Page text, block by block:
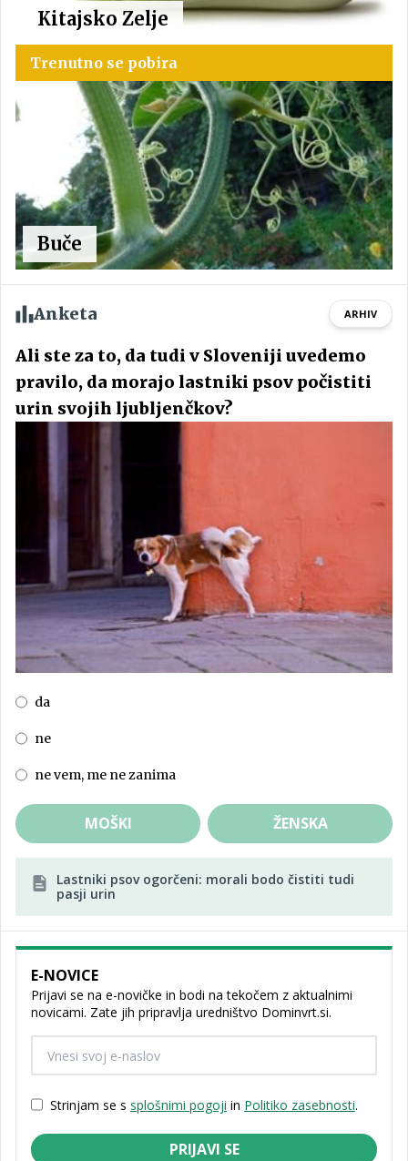
Kitajsko Zelje
Trenutno se pobira
Buče
Anketa ARHIV
Ali ste za to, da tudi v Sloveniji uvedemo
pravilo, da morajo lastniki psov počistiti
urin svojih ljubljenčkov?
da
ne
ne vem, me ne zanima
MOŠKI ŽENSKA
Lastniki psov ogorčeni: morali bodo čistiti tudi
pasji urin
E-NOVICE
Prijavi se na e-novičke in bodi na tekočem z aktualnimi
novicami. Zate jih pripravlja uredništvo Dominvrt.si.
Strinjam se s splošnimi pogoji in Politiko zasebnosti.
PRIJAVI SE